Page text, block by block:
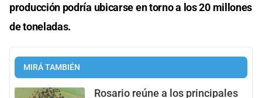
producción podría ubicarse en torno a los 20 millones
de toneladas.
MIRÁ TAMBIÉN
Rosario reúne a los principales